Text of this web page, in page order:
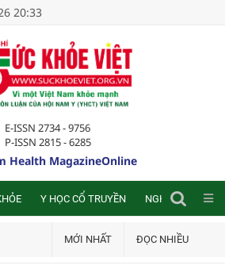
20:33
E-ISSN 2734 - 9756
P-ISSN 2815 - 6285
Health MagazineOnline
Y HỌC CỔ TRUYỀN NGHIÊN CỨU
MỚI NHẤT ĐỌC NHIỀU